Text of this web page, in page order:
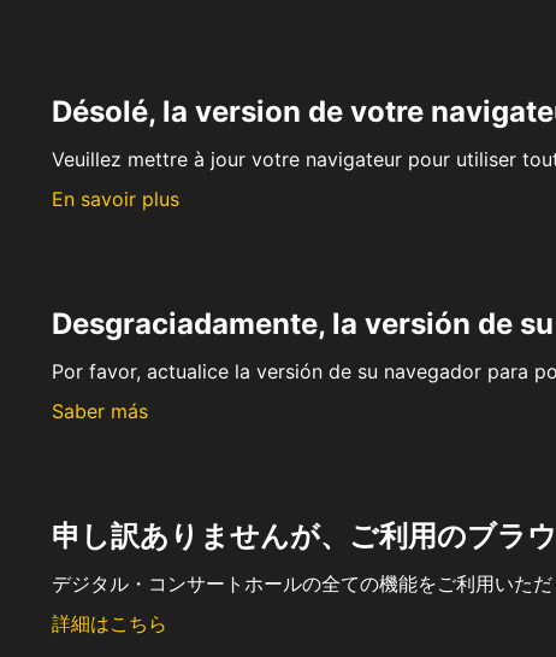
Désolé, la version de votre
Veuillez mettre à jour votre navigateur pour utiliser
En savoir plus
Desgraciadamente, la versión de
Por favor, actualice la versión de su navegador para
Saber más
申し訳ありませんが、ご利用のブラ
デジタル・コンサートホールの全ての機能をご利用いた
詳細はこちら